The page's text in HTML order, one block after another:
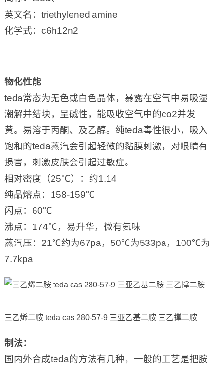
英文名：triethylenediamine
化学式：c6h12n2
物化性能
teda常态为无色或白色晶体，暴露在空气中易吸湿
潮解并结块，呈碱性，能吸收空气中的co2并发
黄。易溶于丙酮、及乙醇。纯teda毒性很小，吸入
饱和的teda蒸汽会引起轻微的黏膜刺激，对眼睛有
损害，刺激皮肤会引起过敏症。
相对密度（25℃）：约1.14
纯品熔点：158-159℃
闪点：60℃
沸点：174℃，易升华，微有氨味
蒸汽压：21℃约为67pa，50℃为533pa，100℃为
7.7kpa
三乙烯二胺 teda cas 280-57-9 三亚乙基二胺 三乙撑二胺
制法：
国内外合成teda的方法有几种，一般的工艺是把胺